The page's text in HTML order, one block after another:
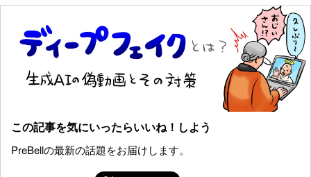
この記事を気にいったらいいね！しよう
PreBellの最新の話題をお届けします。